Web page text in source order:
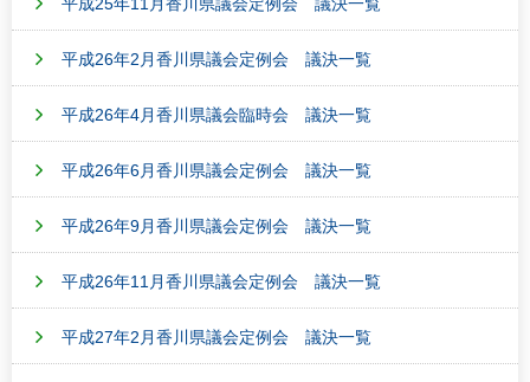
平成26年2月香川県議会定例会 議決一覧
平成26年4月香川県議会臨時会 議決一覧
平成26年6月香川県議会定例会 議決一覧
平成26年9月香川県議会定例会 議決一覧
平成26年11月香川県議会定例会 議決一覧
平成27年2月香川県議会定例会 議決一覧